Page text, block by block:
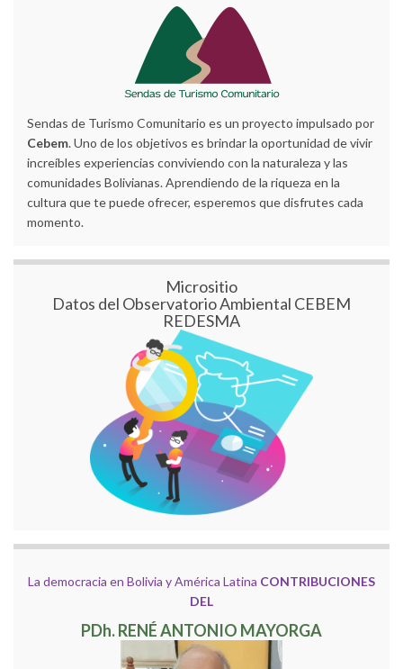
Sendas de Turismo Comunitario es un proyecto impulsado por
Cebem. Uno de los objetivos es brindar la oportunidad de vivir
increíbles experiencias conviviendo con la naturaleza y las
comunidades Bolivianas. Aprendiendo de la riqueza en la
cultura que te puede ofrecer, esperemos que disfrutes cada
momento.
Micrositio
Datos del Observatorio Ambiental CEBEM
REDESMA
La democracia en Bolivia y América Latina CONTRIBUCIONES
DEL
PDh. RENÉ ANTONIO MAYORGA